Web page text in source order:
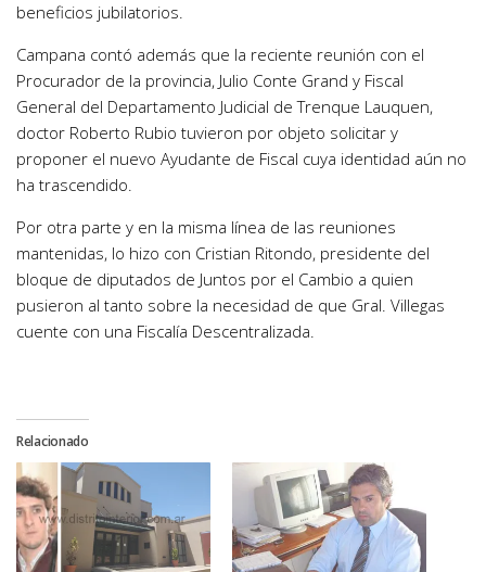
beneficios jubilatorios.
Campana contó además que la reciente reunión con el
Procurador de la provincia, Julio Conte Grand y Fiscal
General del Departamento Judicial de Trenque Lauquen,
doctor Roberto Rubio tuvieron por objeto solicitar y
proponer el nuevo Ayudante de Fiscal cuya identidad aún no
ha trascendido.
Por otra parte y en la misma línea de las reuniones
mantenidas, lo hizo con Cristian Ritondo, presidente del
bloque de diputados de Juntos por el Cambio a quien
pusieron al tanto sobre la necesidad de que Gral. Villegas
cuente con una Fiscalía Descentralizada.
Relacionado